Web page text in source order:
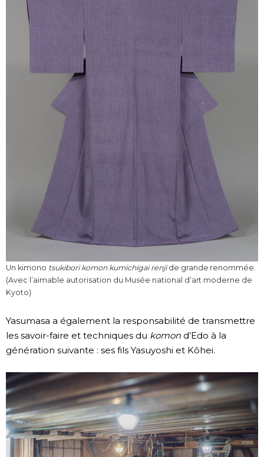
Un kimono tsukibori komon kumichigai renjide grande renommée.
(Avec l’aimable autorisation du Musée national d’art moderne de
Kyoto)
Yasumasa a également la responsabilité de transmettre
les savoir-faire et techniques du komond’Edo à la
génération suivante : ses fils Yasuyoshi et Kôhei.